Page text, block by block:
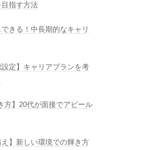
目指す方法
きる！中長期的なキャリ
設定】キャリアプランを考
方】20代が面接でアピール
え】新しい環境での輝き方